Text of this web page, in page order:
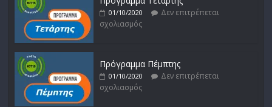
01/10/2020
Δεν επιτρέπεται
σχολιασμός
Πρόγραμμα Πέμπτης
01/10/2020
Δεν επιτρέπεται
σχολιασμός